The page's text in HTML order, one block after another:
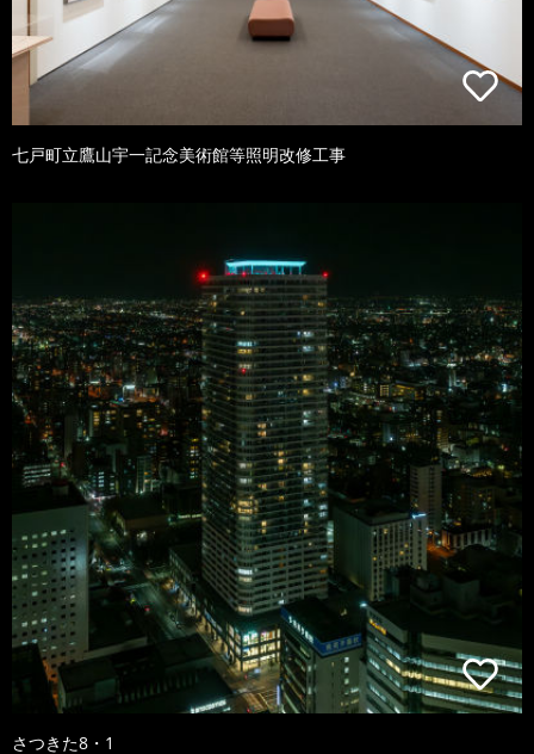
七戸町立鷹山宇一記念美術館等照明改修工事
さつきた8・1